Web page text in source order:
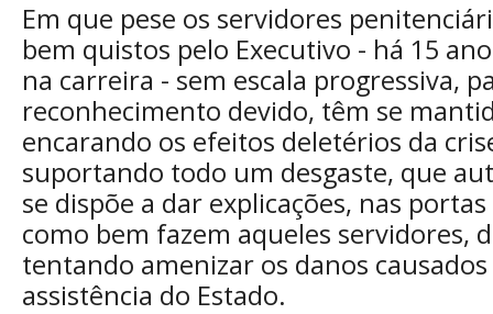
Em que pese os servidores
bem quistos pelo Executivo - há 15
na carreira - sem escala progressiva,
reconhecimento devido, têm se
encarando os efeitos deletérios da
suportando todo um desgaste, que
se dispõe a dar explicações, nas
como bem fazem aqueles servidores,
tentando amenizar os danos
assistência do Estado.